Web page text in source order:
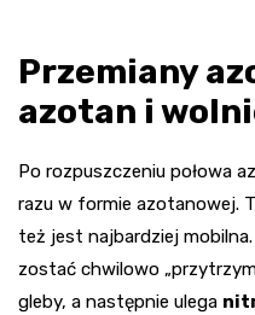
Przemiany
azotan i
Po rozpuszczeniu połowa
razu w formie azotanowej.
też jest najbardziej
zostać chwilowo
gleby, a następnie ulega